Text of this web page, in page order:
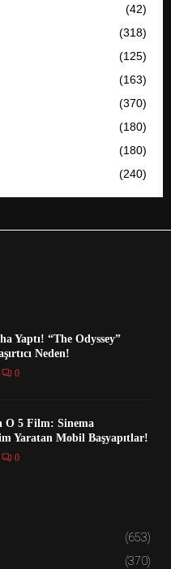
(42)
(318)
(125)
(163)
(370)
(180)
(180)
(240)
Yaptı! “The Odyssey”
Neden!
0
O 5 Film: Sinema
Yaratan Mobil Başyapıtlar!
0
(653)
(370)